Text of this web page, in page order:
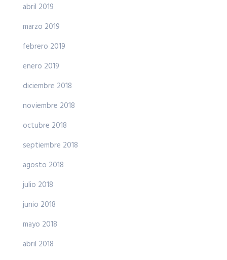
abril 2019
marzo 2019
febrero 2019
enero 2019
diciembre 2018
noviembre 2018
octubre 2018
septiembre 2018
agosto 2018
julio 2018
junio 2018
mayo 2018
abril 2018